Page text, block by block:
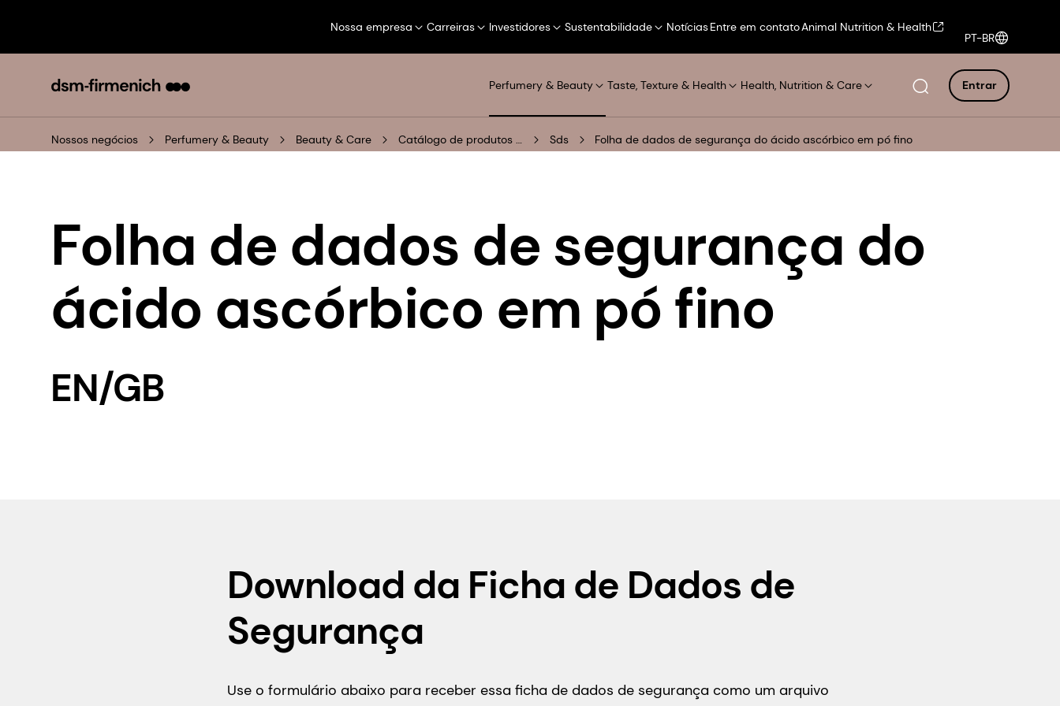
Nossa empresa Carreiras Investidores Sustentabilidade NotíciasEntre em contatoAnimal Nutrition & Health
PT-BR
Perfumery & Beauty Taste, Texture & Health Health, Nutrition & Care Entrar
Nossos negócios Perfumery & Beauty Beauty & Care Catálogo de produtos digitais Sds Folha de dados de segurança do ácido ascórbico em pó fino
Folha de dados de segurança do
ácido ascórbico em pó fino
EN/GB
Download da Ficha de Dados de
Segurança
Use o formulário abaixo para receber essa ficha de dados de segurança como um arquivo